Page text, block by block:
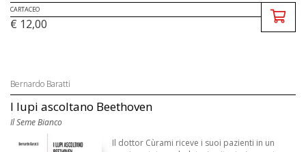
CARTACEO
€ 12,00
Bernardo Baratti
I lupi ascoltano Beethoven
Il Seme Bianco
Il dottor Cùrami riceve i suoi pazienti in un